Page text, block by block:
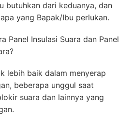
butuhkan dari keduanya, dan
yang Bapak/Ibu perlukan.
Panel Insulasi Suara dan Panel
lebih baik dalam menyerap
beberapa unggul saat
suara dan lainnya yang